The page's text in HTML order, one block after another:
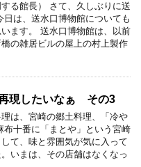
する館長） さて、久しぶりに送
は、送水口博物館についても
ます。 送水口博物館は、以前
の雑居ビルの屋上の村上製作
現したいなぁ その3
は、宮崎の郷土料理、「冷や
布十番に「まとや」という宮崎
て、味と雰囲気が気に入って
いまは、その店舗はなくなっ